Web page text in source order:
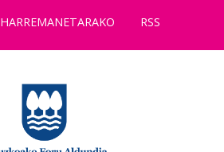
HARREMANETARAKO RSS